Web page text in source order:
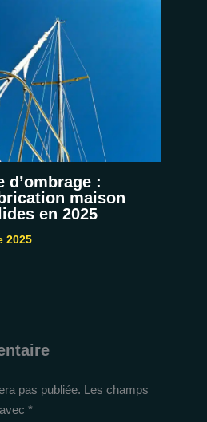
d’ombrage :
maison
en 2025
2025
pas publiée. Les champs
*